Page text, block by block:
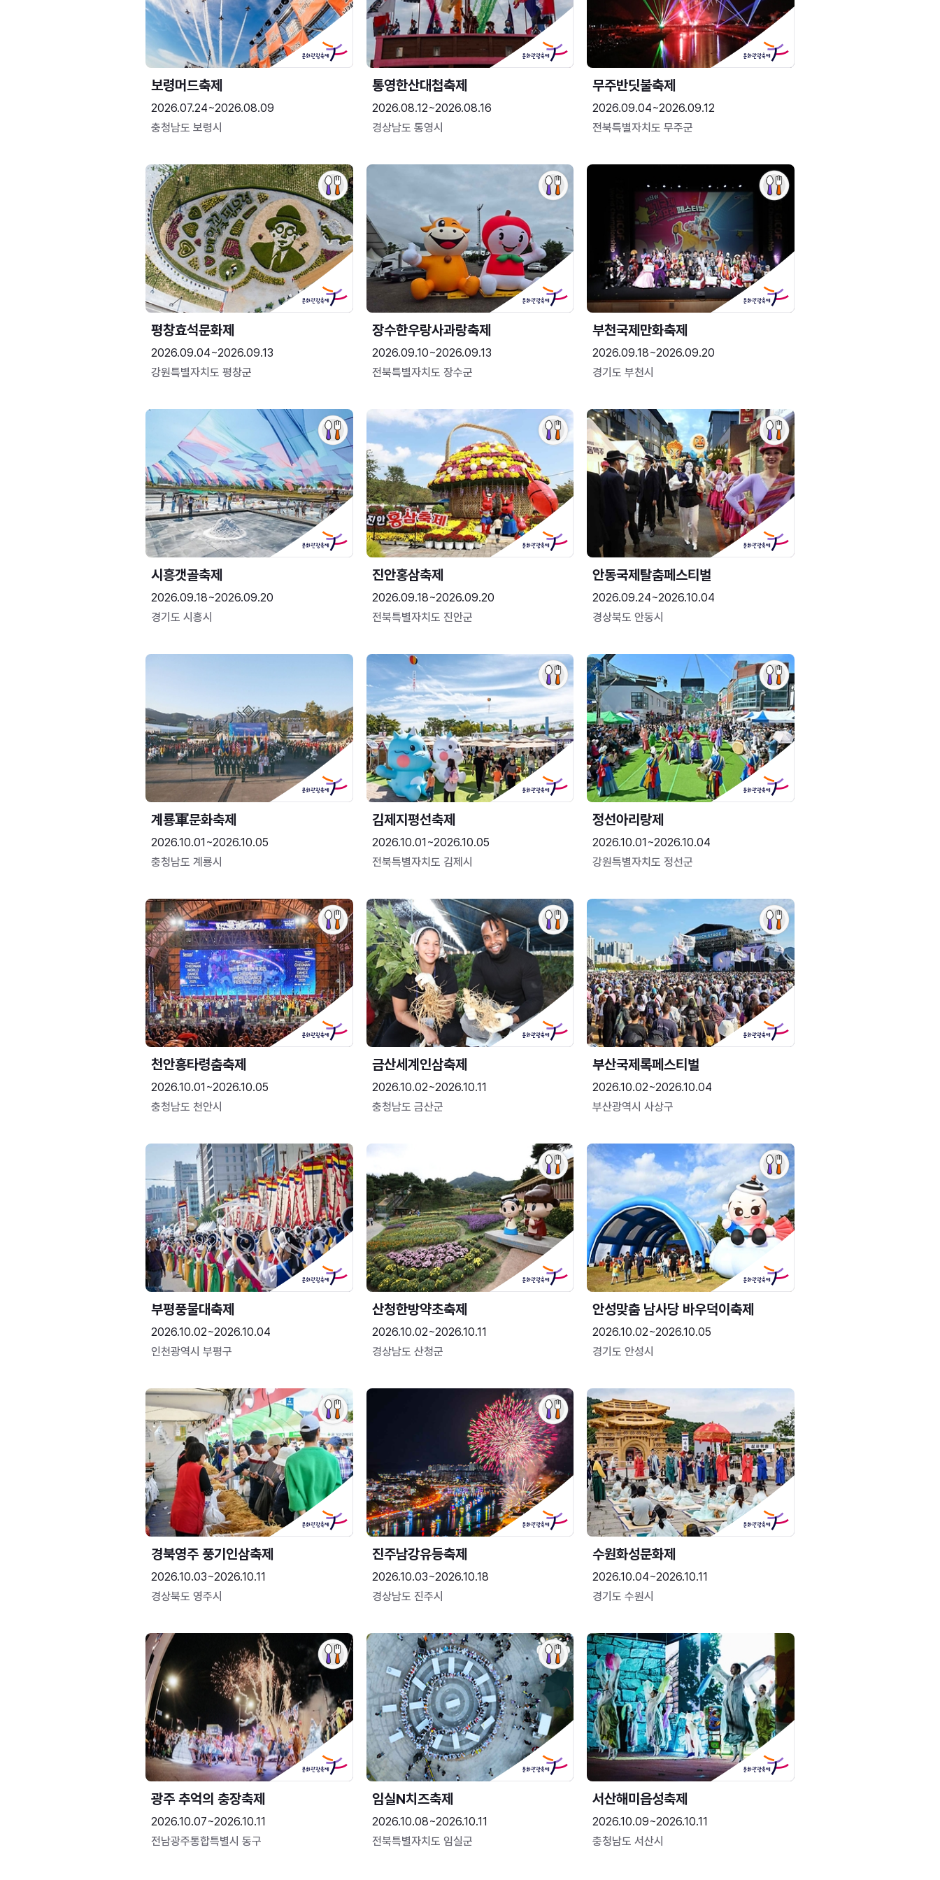
보령머드축제
2026.07.24~2026.08.09
충청남도 보령시
통영한산대첩축제
2026.08.12~2026.08.16
경상남도 통영시
무주반딧불축제
2026.09.04~2026.09.12
전북특별자치도 무주군
평창효석문화제
2026.09.04~2026.09.13
강원특별자치도 평창군
장수한우랑사과랑축제
2026.09.10~2026.09.13
전북특별자치도 장수군
부천국제만화축제
2026.09.18~2026.09.20
경기도 부천시
시흥갯골축제
2026.09.18~2026.09.20
경기도 시흥시
진안홍삼축제
2026.09.18~2026.09.20
전북특별자치도 진안군
안동국제탈춤페스티벌
2026.09.24~2026.10.04
경상북도 안동시
2026.10.01~2026.10.05
충청남도 계룡시
김제지평선축제
2026.10.01~2026.10.05
전북특별자치도 김제시
정선아리랑제
2026.10.01~2026.10.04
강원특별자치도 정선군
천안흥타령춤축제
2026.10.01~2026.10.05
충청남도 천안시
금산세계인삼축제
2026.10.02~2026.10.11
충청남도 금산군
부산국제록페스티벌
2026.10.02~2026.10.04
부산광역시 사상구
부평풍물대축제
2026.10.02~2026.10.04
인천광역시 부평구
산청한방약초축제
2026.10.02~2026.10.11
경상남도 산청군
안성맞춤 남사당 바우덕이축제
2026.10.02~2026.10.05
경기도 안성시
경북영주 풍기인삼축제
2026.10.03~2026.10.11
경상북도 영주시
진주남강유등축제
2026.10.03~2026.10.18
경상남도 진주시
수원화성문화제
2026.10.04~2026.10.11
경기도 수원시
광주 추억의 충장축제
2026.10.07~2026.10.11
전남광주통합특별시 동구
임실N치즈축제
2026.10.08~2026.10.11
전북특별자치도 임실군
서산해미읍성축제
2026.10.09~2026.10.11
충청남도 서산시